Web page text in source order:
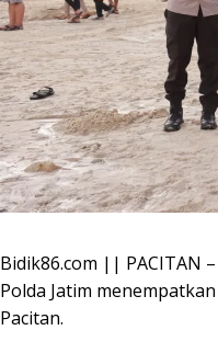
Bidik86.com || PACITAN
Polda Jatim
Pacitan.